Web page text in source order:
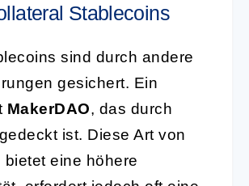
Stablecoins
sind durch andere
gesichert. Ein
MakerDAO, das durch
ist. Diese Art von
bietet eine höhere